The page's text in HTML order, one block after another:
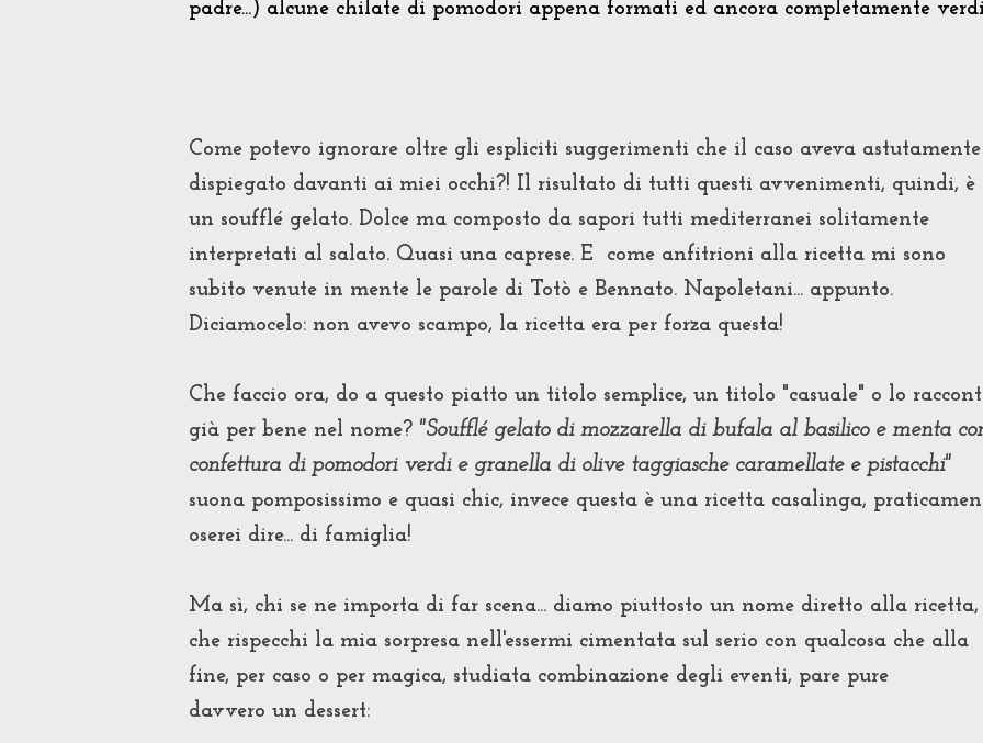
padre...) alcune chilate di pomodori appena formati ed ancora completamente
Come potevo ignorare oltre gli espliciti suggerimenti che il caso aveva astutamente
dispiegato davanti ai miei occhi?! Il risultato di tutti questi avvenimenti, quindi, è
un soufflé gelato. Dolce ma composto da sapori tutti mediterranei solitamente
interpretati al salato. Quasi una caprese. E come anfitrioni alla ricetta mi sono
subito venute in mente le parole di Totò e Bennato. Napoletani... appunto.
Diciamocelo: non avevo scampo, la ricetta era per forza questa!
Che faccio ora, do a questo piatto un titolo semplice, un titolo "casuale" o lo
già per bene nel nome? "Soufflé gelato di mozzarella di bufala al basilico e menta
confettura di pomodori verdi e granella di olive taggiasche caramellate e pistacchi"
suona pomposissimo e quasi chic, invece questa è una ricetta casalinga,
oserei dire... di famiglia!
Ma sì, chi se ne importa di far scena... diamo piuttosto un nome diretto alla ricetta,
che rispecchi la mia sorpresa nell'essermi cimentata sul serio con qualcosa che alla
fine, per caso o per magica, studiata combinazione degli eventi, pare pure
davvero un dessert: